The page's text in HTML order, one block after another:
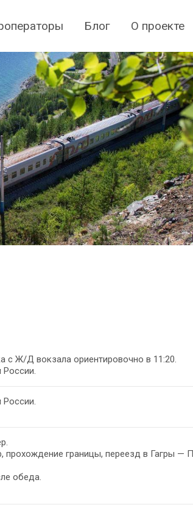
Блог О проекте
с Ж/Д вокзала ориентировочно в 11:20.
России.
России.
прохождение границы, переезд в Гагры —
обеда.